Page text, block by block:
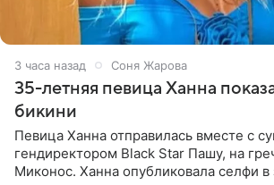
3 часа назад Соня Жарова
35-летняя певица Ханна
бикини
Певица Ханна отправилась вместе с
гендиректором Black Star Пашу, на
Миконос. Ханна опубликовала селфи в